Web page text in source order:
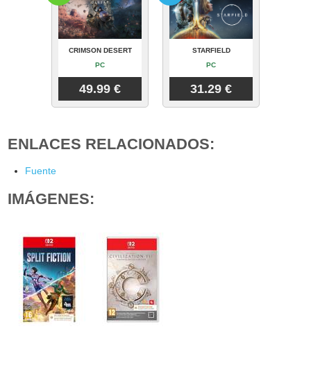
CRIMSON DESERT
PC
49.99 €
STARFIELD
PC
31.29 €
ENLACES RELACIONADOS:
Fuente
IMÁGENES: